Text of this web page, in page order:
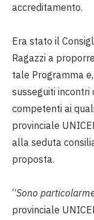
accreditamento.
Era stato il
Ragazzi a
tale Programma
susseguiti incontri
competenti ai
provinciale
alla seduta
proposta.
“Sono
provinciale